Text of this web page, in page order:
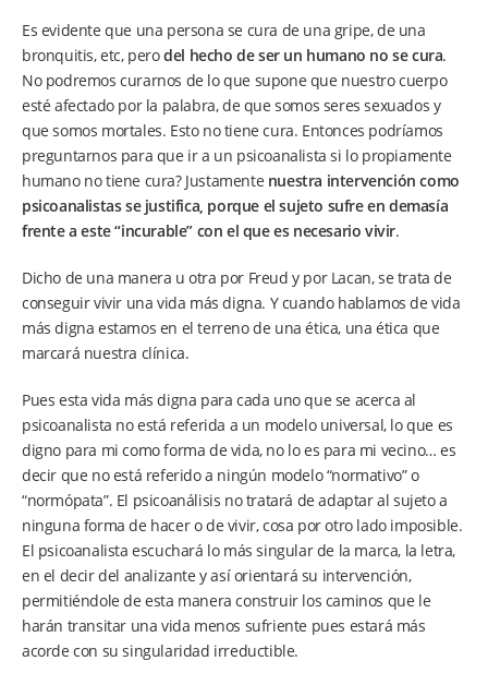
Es evidente que una persona se cura de una gripe, de una
bronquitis, etc, perodel hecho de ser un humano no se cura.
No podremos curarnos de lo que supone que nuestro cuerpo
esté afectado por la palabra, de que somos seres sexuados y
que somos mortales. Esto no tiene cura. Entonces podríamos
preguntarnos para que ir a un psicoanalista si lo propiamente
humano no tiene cura? Justamente nuestra intervención como
psicoanalistas se justifica, porque el sujeto sufre en demasía
frente a este “incurable” con el que es necesario vivir.
Dicho de una manera u otra por Freud y por Lacan, se trata de
conseguir vivir una vida más digna. Y cuando hablamos de vida
más digna estamos en el terreno de una ética, una ética que
marcará nuestra clínica.
Pues esta vida más digna para cada uno que se acerca al
psicoanalista no está referida a un modelo universal, lo que es
digno para mi como forma de vida, no lo es para mi vecino… es
decir que no está referido a ningún modelo “normativo” o
“normópata”. El psicoanálisis no tratará de adaptar al sujeto a
ninguna forma de hacer o de vivir, cosa por otro lado imposible.
El psicoanalista escuchará lo más singular de la marca, la letra,
en el decir del analizante y así orientará su intervención,
permitiéndole de esta manera construir los caminos que le
harán transitar una vida menos sufriente pues estará más
acorde con su singularidad irreductible.